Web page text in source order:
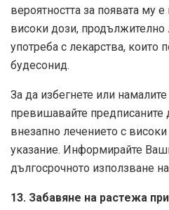
вероятността за появата му
високи дози,
употреба с лекарства, които
будесонид.
За да избегнете или
превишавайте предписаните
внезапно лечението с
указание. Информирайте
дългосрочното използване
13. Забавяне на растежа